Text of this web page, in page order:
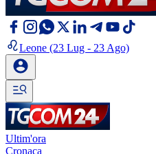
Leone (23 Lug - 23 Ago)
Ultim'ora
Cronaca